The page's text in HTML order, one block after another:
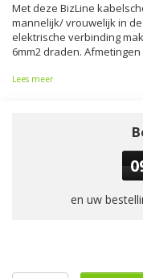
Met deze BizLine
mannelijk/ vrouwelijk in
elektrische verbinding
6mm2 draden. Afmetingen
Lees meer
en uw